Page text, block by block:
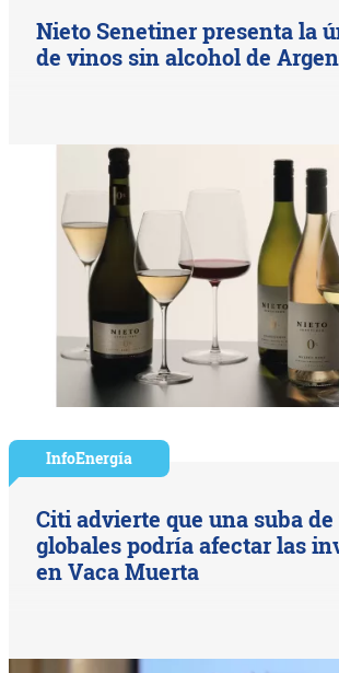
Nieto Senetiner presenta la
de vinos sin alcohol de
InfoEnergía
Citi advierte que una suba de
globales podría afectar las
en Vaca Muerta